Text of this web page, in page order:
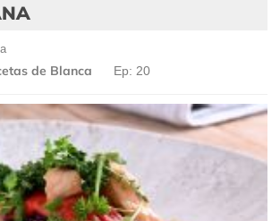
de Blanca Ep: 20